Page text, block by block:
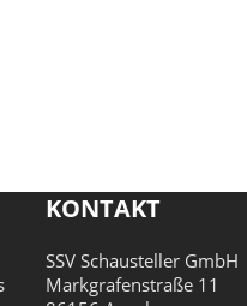
KONTAKT
SSV Schausteller GmbH
Markgrafenstraße 11